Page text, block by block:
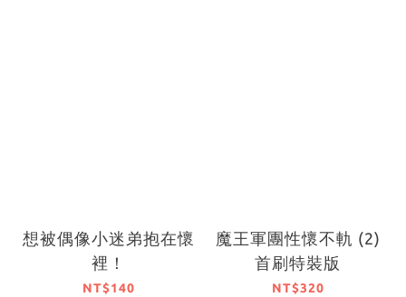
想被偶像小迷弟抱在懷
裡！
NT$140
魔王軍團性懷不軌 (2)
首刷特裝版
NT$320